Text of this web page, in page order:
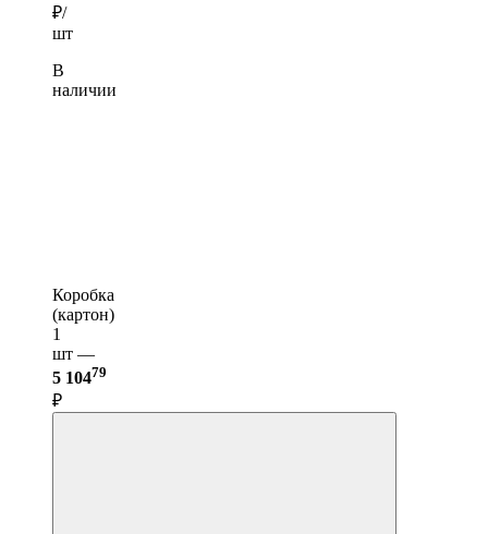
₽/
шт
В
наличии
Коробка
(картон)
1
шт —
5 10479
₽